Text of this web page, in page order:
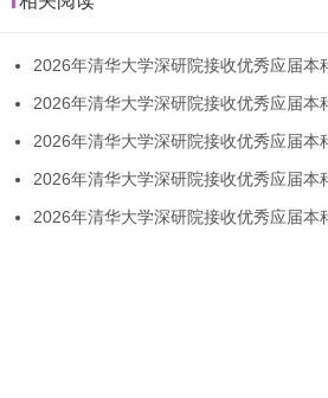
2026年清华大学深研院接收优秀应届本
2026年清华大学深研院接收优秀应届本
2026年清华大学深研院接收优秀应届本
2026年清华大学深研院接收优秀应届本
2026年清华大学深研院接收优秀应届本